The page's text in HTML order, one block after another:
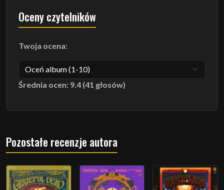
Oceny czytelników
Twoja ocena:
Średnia ocen: 9.4 (41 głosów)
Pozostałe recenzje autora